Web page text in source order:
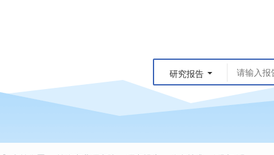
研究报告